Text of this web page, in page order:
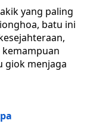
yang paling
batu ini
giok menjaga